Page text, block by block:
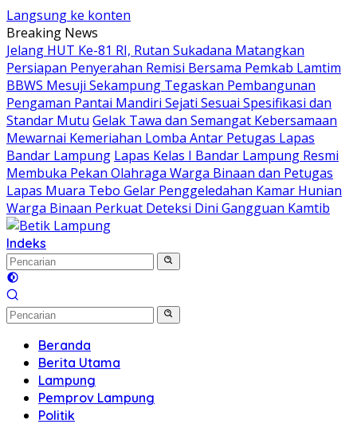
Langsung ke konten
Breaking News
Jelang HUT Ke-81 RI, Rutan Sukadana Matangkan
Persiapan Penyerahan Remisi Bersama Pemkab Lamtim
BBWS Mesuji Sekampung Tegaskan Pembangunan
Pengaman Pantai Mandiri Sejati Sesuai Spesifikasi dan
Standar Mutu Gelak Tawa dan Semangat Kebersamaan
Mewarnai Kemeriahan Lomba Antar Petugas Lapas
Bandar Lampung Lapas Kelas I Bandar Lampung Resmi
Membuka Pekan Olahraga Warga Binaan dan Petugas
Lapas Muara Tebo Gelar Penggeledahan Kamar Hunian
Warga Binaan Perkuat Deteksi Dini Gangguan Kamtib
Indeks
Beranda
Berita Utama
Lampung
Pemprov Lampung
Politik